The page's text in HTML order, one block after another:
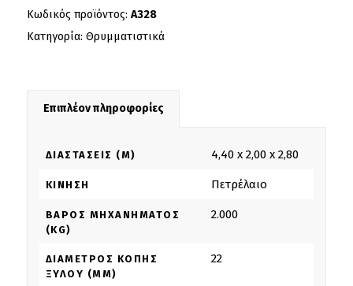
Κωδικός προϊόντος: A328
Κατηγορία: Θρυμματιστικά
Επιπλέον πληροφορίες
ΔΙΑΣΤΆΣΕΙΣ (M) 4,40 x 2,00 x 2,80
ΚΊΝΗΣΗ Πετρέλαιο
ΒΆΡΟΣ ΜΗΧΑΝΉΜΑΤΟΣ
(KG)
2.000
ΔΙΆΜΕΤΡΟΣ ΚΟΠΉΣ
ΞΎΛΟΥ (MM)
22